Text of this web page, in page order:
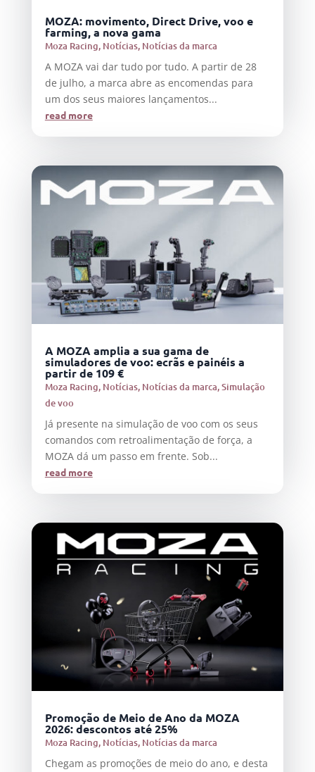
MOZA: movimento, Direct Drive, voo e
farming, a nova gama
Moza Racing, Notícias, Notícias da marca
A MOZA vai dar tudo por tudo. A partir de 28
de julho, a marca abre as encomendas para
um dos seus maiores lançamentos...
read more
A MOZA amplia a sua gama de
simuladores de voo: ecrãs e painéis a
partir de 109 €
Moza Racing, Notícias, Notícias da marca,Simulação
de voo
Já presente na simulação de voo com os seus
comandos com retroalimentação de força, a
MOZA dá um passo em frente. Sob...
read more
Promoção de Meio de Ano da MOZA
2026: descontos até 25%
Moza Racing, Notícias, Notícias da marca
Chegam as promoções de meio do ano, e desta